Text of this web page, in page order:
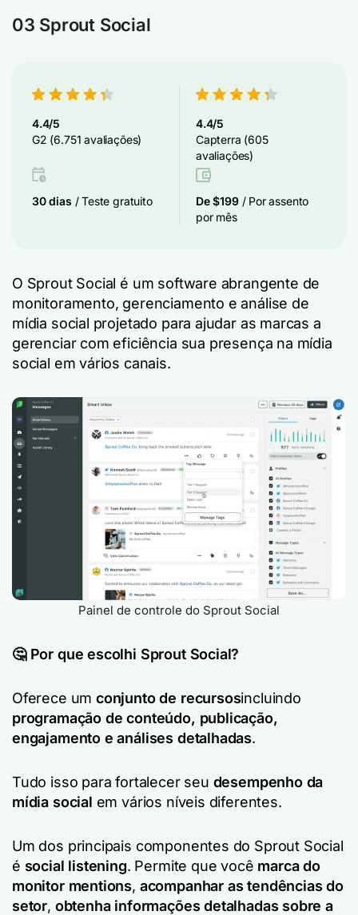
03 Sprout Social
4.4/5
G2 (6.751 avaliações)
4.4/5
Capterra (605
avaliações)
30 dias / Teste gratuito De $199 / Por assento
por mês
O Sprout Social é um software abrangente de
monitoramento, gerenciamento e análise de
mídia social projetado para ajudar as marcas a
gerenciar com eficiência sua presença na mídia
social em vários canais.
Painel de controle do Sprout Social
🤔 Por que escolhi Sprout Social?
Oferece umconjunto de recursosincluindo
programação de conteúdo, publicação,
engajamento e análises detalhadas.
Tudo isso para fortalecer seu desempenho da
mídia social em vários níveis diferentes.
Um dos principais componentes do Sprout Social
é social listening. Permite que você marca do
monitor mentions, acompanhar as tendências do
setor, obtenha informações detalhadas sobre a